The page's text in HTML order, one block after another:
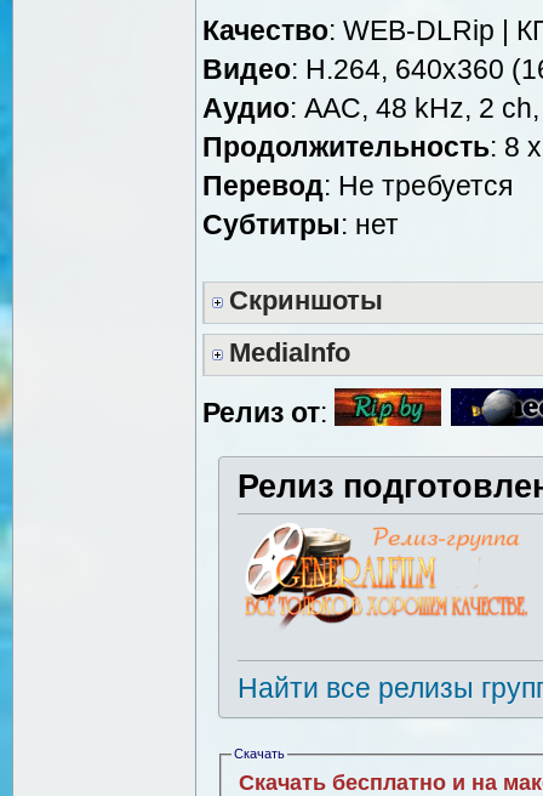
Качество: WEB-DLRip |
Видео: H.264, 640x360
Аудио: AAC, 48 kHz, 2
Продолжительность: 8
Перевод: Не требуется
Cубтитры: нет
Скриншоты
MediaInfo
Релиз от:
Релиз
Найти все релизы
Скачать
Скачать бесплатно и на